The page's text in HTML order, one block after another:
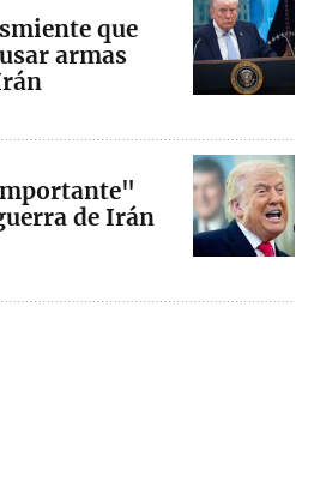
que
armas
de Irán